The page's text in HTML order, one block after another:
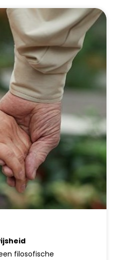
filosofische